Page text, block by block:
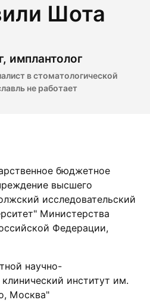
Шота
имплантолог
в стоматологической
не работает
бюджетное
высшего
исследовательский
Министерства
Федерации,
научно-
институт им.
Москва"